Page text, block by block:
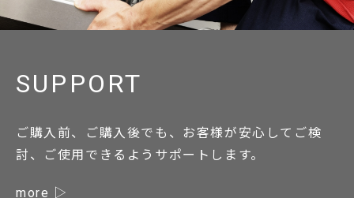
SUPPORT
ご購入前、ご購入後でも、お客様が安心してご検
討、ご使用できるようサポートします。
more